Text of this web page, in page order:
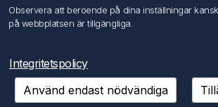
Följ oss
Copyright © 2026 FÖRCH Sverige AB. Alla
Powered bynopCommerce
Observera att beroende på dina inställningar
på webbplatsen är tillgängliga.
Integritetspolicy
Använd endast nödvändiga